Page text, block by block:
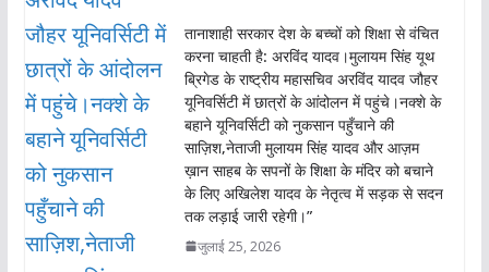
तानाशाही सरकार देश के बच्चों को शिक्षा से वंचित
करना चाहती है: अरविंद यादव।मुलायम सिंह यूथ
ब्रिगेड के राष्ट्रीय महासचिव अरविंद यादव जौहर
यूनिवर्सिटी में छात्रों के आंदोलन में पहुंचे।नक्शे के
बहाने यूनिवर्सिटी को नुकसान पहुँचाने की
साज़िश,नेताजी मुलायम सिंह यादव और आज़म
ख़ान साहब के सपनों के शिक्षा के मंदिर को बचाने
के लिए अखिलेश यादव के नेतृत्व में सड़क से सदन
तक लड़ाई जारी रहेगी।”
जुलाई 25, 2026